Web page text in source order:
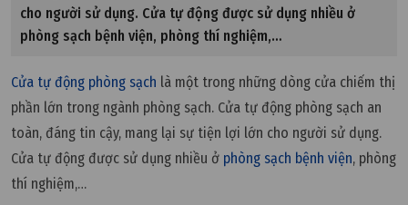
cho người sử dụng. Cửa tự động được sử dụng nhiều ở
phòng sạch bệnh viện, phòng thí nghiệm,…
Cửa tự động phòng sạch là một trong những dòng cửa chiếm thị
phần lớn trong ngành phòng sạch. Cửa tự động phòng sạch an
toàn, đáng tin cậy, mang lại sự tiện lợi lớn cho người sử dụng.
Cửa tự động được sử dụng nhiều ở phòng sạch bệnh viện, phòng
thí nghiệm,…